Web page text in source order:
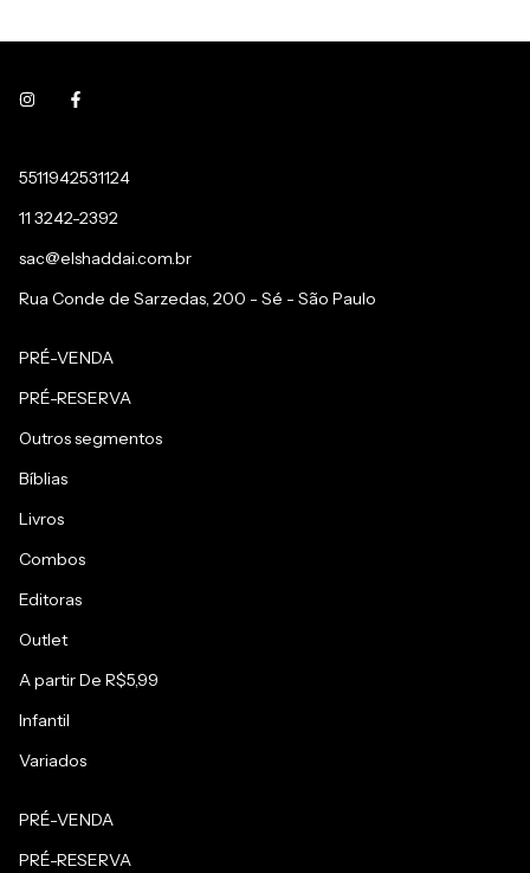
5511942531124
11 3242-2392
sac@elshaddai.com.br
Rua Conde de Sarzedas, 200 - Sé - São Paulo
PRÉ-VENDA
PRÉ-RESERVA
Outros segmentos
Bíblias
Livros
Combos
Editoras
Outlet
A partir De R$5,99
Infantil
Variados
PRÉ-VENDA
PRÉ-RESERVA